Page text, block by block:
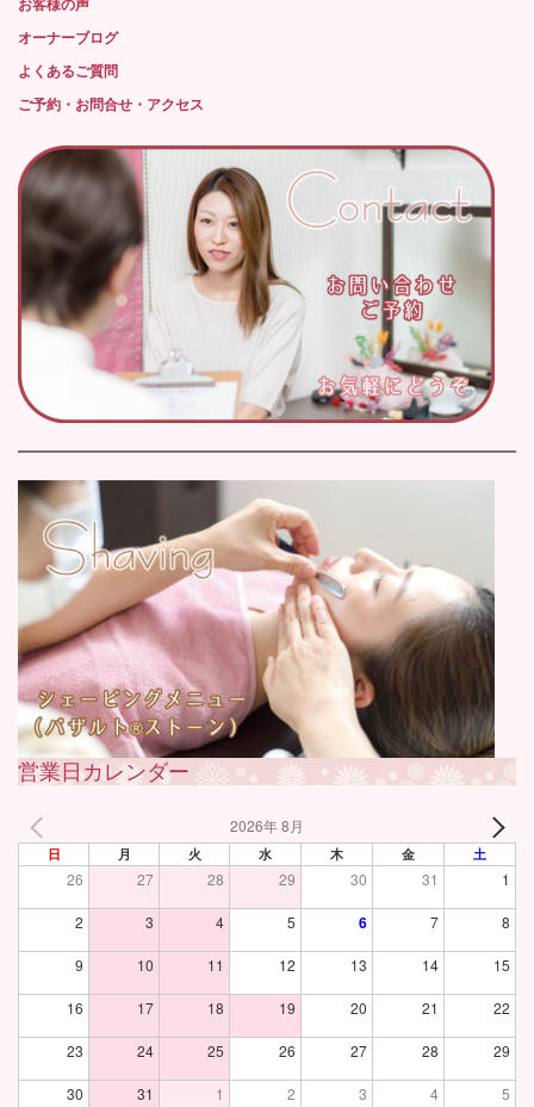
お客様の声
オーナーブログ
よくあるご質問
ご予約・お問合せ・アクセス
営業日カレンダー
2026年 8月
日 月 火 水 木 金 土
26 27 28 29 30 31 1
2 3 4 5 6 7 8
9 10 11 12 13 14 15
16 17 18 19 20 21 22
23 24 25 26 27 28 29
30 31 1 2 3 4 5